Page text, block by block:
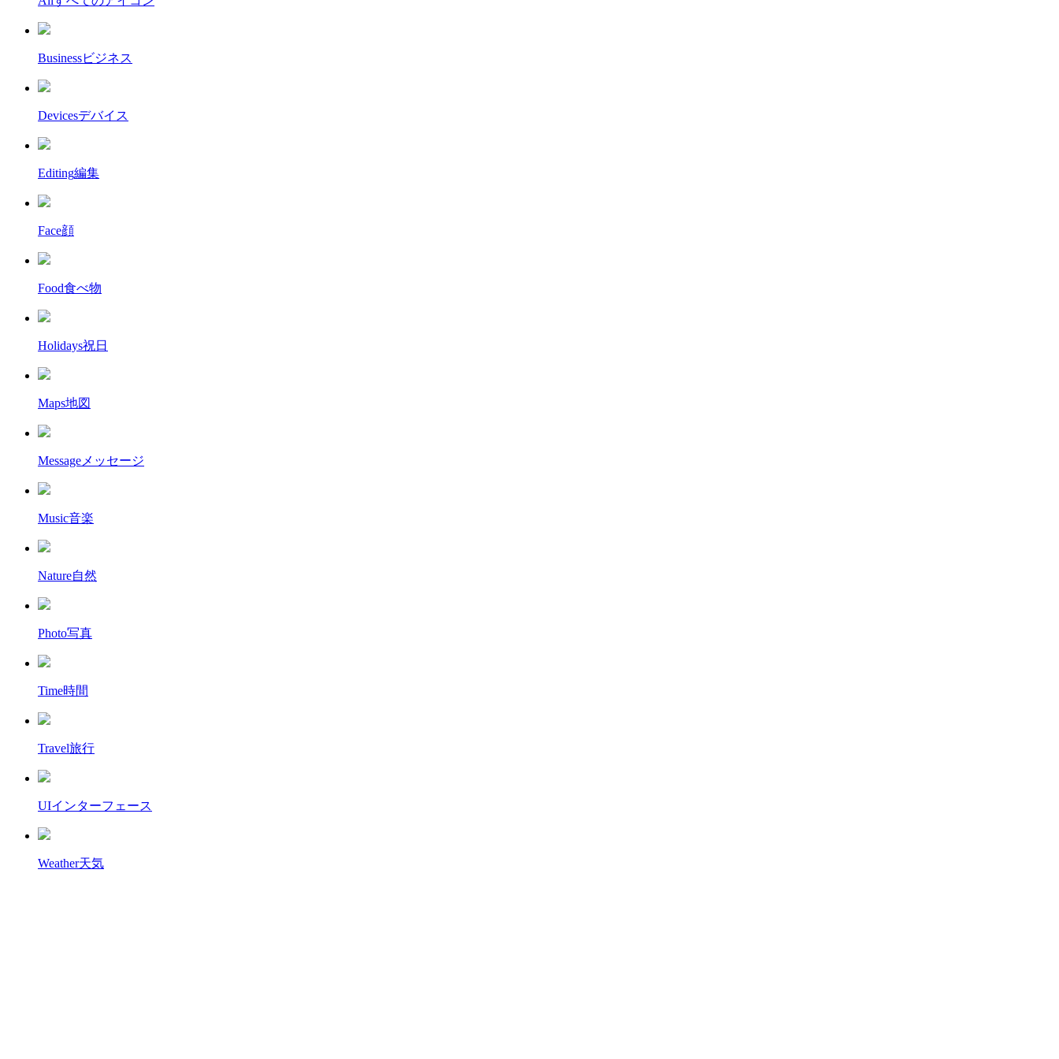
Businessビジネス
Devicesデバイス
Editing編集
Face顔
Food食べ物
Holidays祝日
Maps地図
Message メッセージ
Music音楽
Nature自然
Photo写真
Time時間
Travel旅行
UIインターフェース
Weather天気